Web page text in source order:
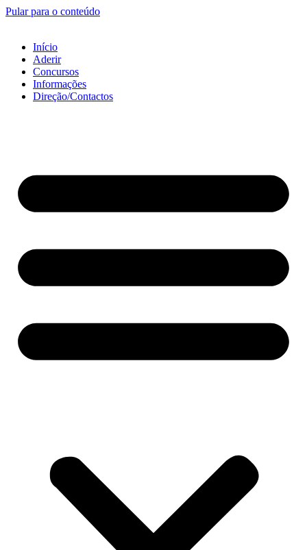
Pular para o conteúdo
Início
Aderir
Concursos
Informações
Direção/Contactos